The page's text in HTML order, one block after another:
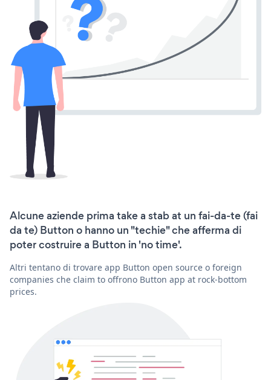
Alcune aziende prima take a stab at un fai-da-te (fai
da te) Button o hanno un "techie" che afferma di
poter costruire a Button in 'no time'.
Altri tentano di trovare app Button open source o foreign
companies che claim to offrono Button app at rock-bottom
prices.